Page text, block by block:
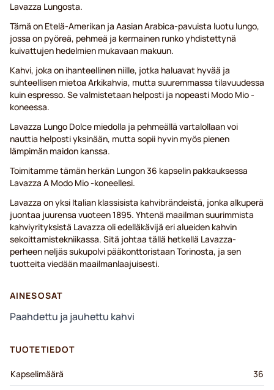
Lavazza Lungosta.
Tämä on Etelä-Amerikan ja Aasian Arabica-pavuista luotu lungo,
jossa on pyöreä, pehmeä ja kermainen runko yhdistettynä
kuivattujen hedelmien mukavaan makuun.
Kahvi, joka on ihanteellinen niille, jotka haluavat hyvää ja
suhteellisen mietoa Arkikahvia, mutta suuremmassa tilavuudessa
kuin espresso. Se valmistetaan helposti ja nopeasti Modo Mio -
koneessa.
Lavazza Lungo Dolce miedolla ja pehmeällä vartalollaan voi
nauttia helposti yksinään, mutta sopii hyvin myös pienen
lämpimän maidon kanssa.
Toimitamme tämän herkän Lungon 36 kapselin pakkauksessa
Lavazza A Modo Mio -koneellesi.
Lavazza on yksi Italian klassisista kahvibrändeistä, jonka alkuperä
juontaa juurensa vuoteen 1895. Yhtenä maailman suurimmista
kahviyrityksistä Lavazza oli edelläkävijä eri alueiden kahvin
sekoittamistekniikassa. Sitä johtaa tällä hetkellä Lavazza-
perheen neljäs sukupolvi pääkonttoristaan Torinosta, ja sen
tuotteita viedään maailmanlaajuisesti.
AINESOSAT
Paahdettu ja jauhettu kahvi
TUOTETIEDOT
Kapselimäärä
36